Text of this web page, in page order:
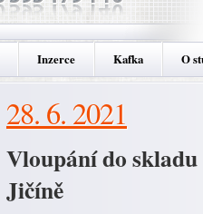
Inzerce Kafka O
28. 6. 2021
Vloupání do
Jičíně